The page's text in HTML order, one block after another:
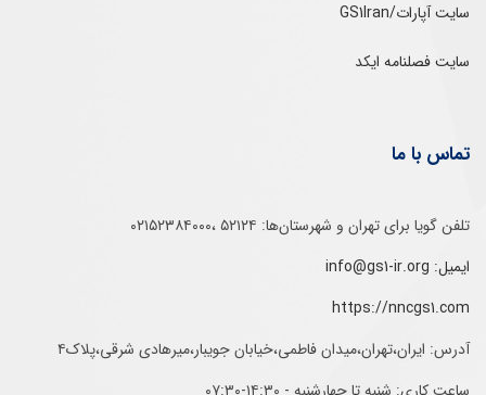
سایت آپارات/GS1Iran
سایت فصلنامه ایکد
تماس با ما
تلفن‌ گویا برای‌ تهران‌‌ و‌ شهرستان‌ها:‌ ۵۲۱۲۴ ،۰۲۱۵۲۳۸۴۰۰۰
ایمیل: info@gs1-ir.org
https://nncgs1.com
آدرس: ایران،تهران،میدان فاطمی،خیابان جویبار،میرهادی شرقی،پلاک۴